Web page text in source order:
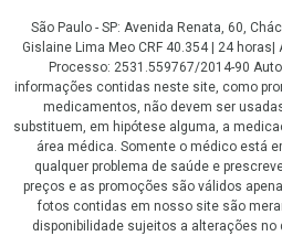
São Paulo - SP: Avenida Renata, 60,
Gislaine Lima Meo CRF 40.354 | 24
Processo: 2531.559767/2014-90
informações contidas neste site, como
medicamentos, não devem ser
substituem, em hipótese alguma, a
área médica. Somente o médico está
qualquer problema de saúde e
preços e as promoções são válidos
fotos contidas em nosso site são
disponibilidade sujeitos a alterações